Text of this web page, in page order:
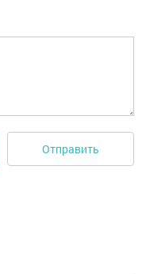
Отправить